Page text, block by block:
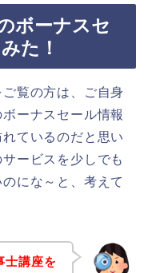
ボーナスセ
た！
覧の方は、ご自身
ーナスセール情報
ているのだと思い
ービスを少しでも
にな～と、考えて
士講座を